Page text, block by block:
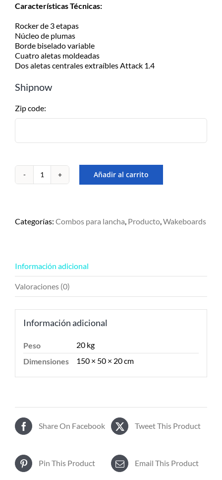
Características Técnicas:
Rocker de 3 etapas
Núcleo de plumas
Borde biselado variable
Cuatro aletas moldeadas
Dos aletas centrales extraíbles Attack 1.4
Shipnow
Zip code:
Combo
Clutch
Añadir al carrito
Categorías: Combos para lancha Producto Wakeboards
Información adicional
Valoraciones (0)
Información adicional
Peso
20 kg
Dimensiones
150 × 50 × 20 cm
Share On Facebook Tweet This Product
Pin This Product Email This Product